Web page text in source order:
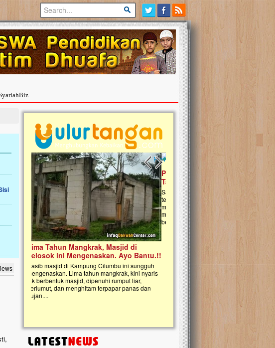
Previous slide
Next slide
nyaris
Palestina Masih Berduka, Ayo Ulurkan
Tangan Bantu Mereka
Sahabat, Ulurtangan mari kirimkan dukungan
terbaikmu untuk warga Palestina di Gaza demi
menguatkan mereka menghadapi situasi
mencekam ini. Mari dukung mereka dengan
berdonasi dengan cara:...
Open Donasi Wakaf
Rumah Qur'an & TK Islam
Najjah di Jonggol
Saat ini, Ulurtangan bersama Yayasan
Najjahtul Islam Jonggol sedang merintis
pembangunan Rumah Qur’an dan
kanak Islam Terpadu (TKIT) An Najjah
Gedung Majelis Taklim di Jonggol,...